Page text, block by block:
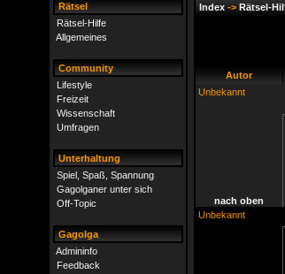
Rätsel
Rätsel-Hilfe
Allgemeines
Community
Lifestyle
Freizeit
Wissenschaft
Umfragen
Unterhaltung
Spiel, Spaß, Spannung
Gagolganer unter sich
Off-Topic
Gagolga
Admininfo
Feedback
Index -> Rätsel-
Autor
Unbekannt
nach oben
Unbekannt